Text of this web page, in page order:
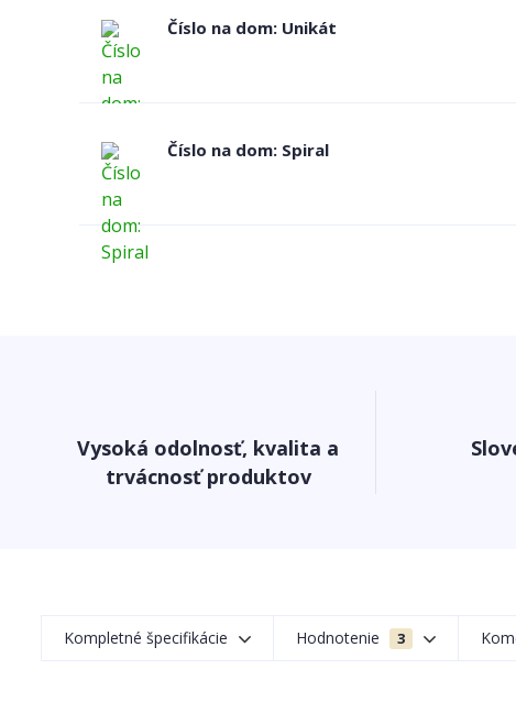
Číslo na dom: Unikát
Číslo na dom: Spiral
Vysoká odolnosť, kvalita a
trvácnosť produktov
Kompletné špecifikácie Hodnotenie 3